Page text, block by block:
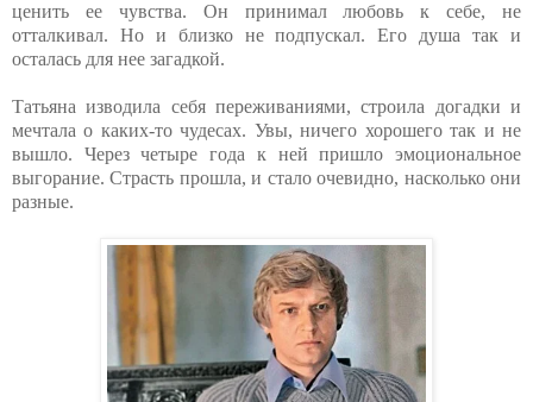
ценить ее чувства. Он принимал любовь к себе, не
отталкивал. Но и близко не подпускал. Его душа так и
осталась для нее загадкой.
Татьяна изводила себя переживаниями, строила догадки и
мечтала о каких-то чудесах. Увы, ничего хорошего так и не
вышло. Через четыре года к ней пришло эмоциональное
выгорание. Страсть прошла, и стало очевидно, насколько они
разные.